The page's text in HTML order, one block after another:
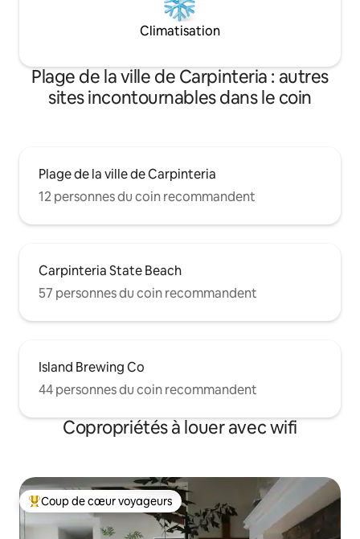
Climatisation
Plage de la ville de Carpinteria : autres
sites incontournables dans le coin
Plage de la ville de Carpinteria
12 personnes du coin recommandent
Carpinteria State Beach
57 personnes du coin recommandent
Island Brewing Co
44 personnes du coin recommandent
Copropriétés à louer avec wifi
Coup de cœur voyageurs parmi les plus aimés
Coup de cœur voyageurs